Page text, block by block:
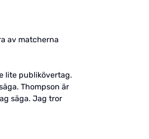
av matcherna
lite publikövertag.
Thompson är
säga. Jag tror